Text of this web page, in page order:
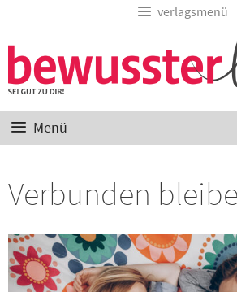
verlagsmenü
Menü
Verbunden